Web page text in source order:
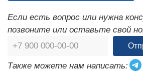
Если есть вопрос или нужна
позвоните или оставьте свой
Также можете нам написать: